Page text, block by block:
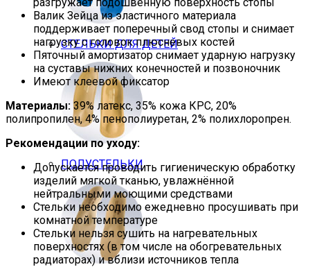
СТЕЛЬКИ ДЛЯ ДЕТЕЙ
ПОЛУСТЕЛЬКИ
Валик Зейца из эластичного материала
поддерживает поперечный свод стопы и снимает
нагрузку с головок плюсневых костей
Пяточный амортизатор снимает ударную нагрузку
на суставы нижних конечностей и позвоночник
Имеют клеевой фиксатор
Материалы:39% латекс, 35% кожа КРС, 20%
полипропилен, 4% пенополиуретан, 2% полихлоропрен.
Рекомендации по уходу:
Допускается проводить гигиеническую обработку
изделий мягкой тканью, увлажнённой
нейтральными моющими средствами
Стельки необходимо ежедневно просушивать при
комнатной температуре
Стельки нельзя сушить на нагревательных
поверхностях (в том числе на обогревательных
радиаторах) и вблизи источников тепла